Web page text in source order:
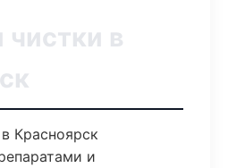
чистки в
Красноярск
и